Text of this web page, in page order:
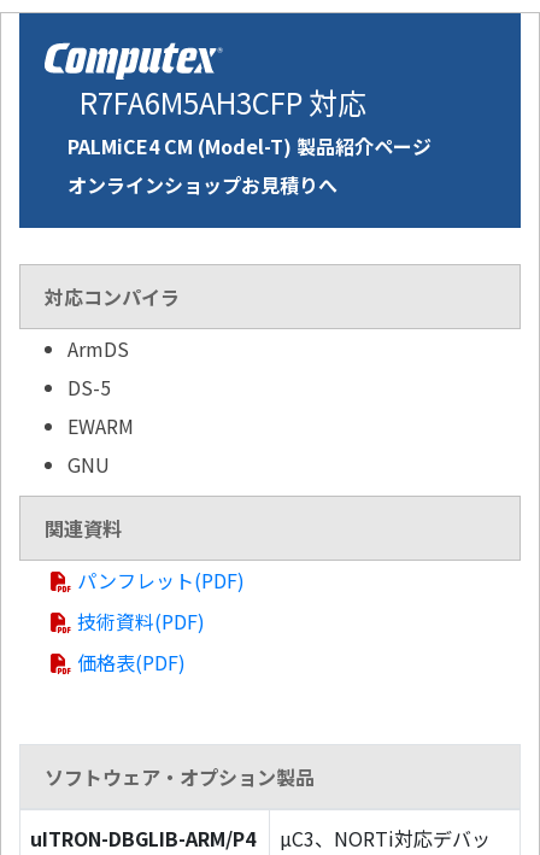
R7FA6M5AH3CFP 対応
PALMiCE4 CM (Model-T) 製品紹介ページ
オンラインショップお見積りへ
対応コンパイラ
ArmDS
DS-5
EWARM
GNU
関連資料
パンフレット(PDF)
技術資料(PDF)
価格表(PDF)
ソフトウェア・オプション製品
uITRON-DBGLIB-ARM/P4
µC3、NORTi対応デバッ